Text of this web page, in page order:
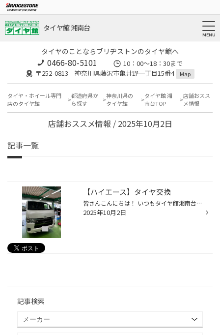
タイヤ館 湘南台
タイヤのことならブリヂストンのタイヤ館へ
0466-80-5101
10：00～18：30まで
〒252-0813 神奈川県藤沢市亀井野一丁目15番4
Map
タイヤ・ホイール専門
店のタイヤ館
都道府県か
ら探す
神奈川県の
タイヤ館
タイヤ館 湘
南台TOP
店舗おスス
メ情報
店舗おススメ情報 / 2025年10月2日
記事一覧
【ハイエース】タイヤ交換
皆さんこんにちは！ いつもタイヤ館湘南台のHPをご覧いただきありがとうございます。 本日は、ハイエースのタイヤ交換を紹介します。 タイヤ交換 今回使用するタイヤは GL-Rを使用します。 コチラのタイヤはドレスアップバン用タイヤになります。 リバーシブルサイドデザインを採用していますので ...
2025年10月2日
記事検索